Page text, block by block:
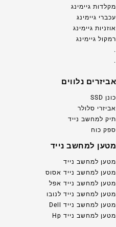
מקלדות גיימינג
עכברי גיימינג
אוזניות גיימינג
רמקול גיימינג
.
.
אביזרים נלווים
כונן SSD
אביזרי סלולר
תיק למחשב נייד
ספק כוח
מטען למחשב נייד
מטען למחשב נייד
מטען למחשב נייד אסוס
מטען למחשב נייד אפל
מטען למחשב נייד לנובו
מטען למחשב נייד Dell
מטען למחשב נייד Hp